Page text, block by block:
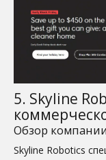
5. Skyline
Обзор компании
Skyline Robotics